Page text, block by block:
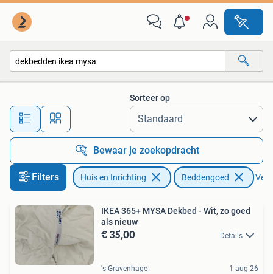
Alle afstanden…
Sorteer op
Bewaar je zoekopdracht
Filters Huis en Inrichting Beddengoed
IKEA 365+ MYSA Dekbed - Wit, zo goed
als nieuw
€ 35,00 Details
's-Gravenhage 1 aug 26